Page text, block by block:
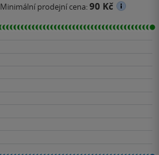
Minimální prodejní cena:90 Kč